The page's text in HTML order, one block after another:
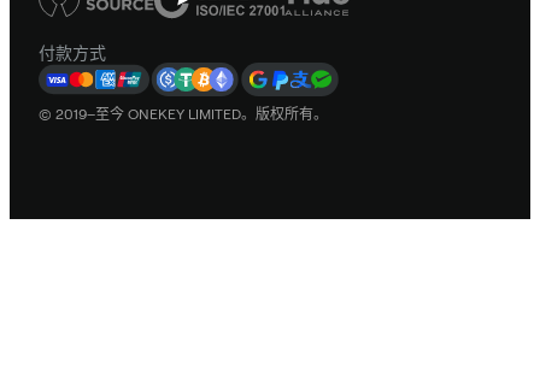
付款方式
© 2019–至今 ONEKEY LIMITED。版权所有。